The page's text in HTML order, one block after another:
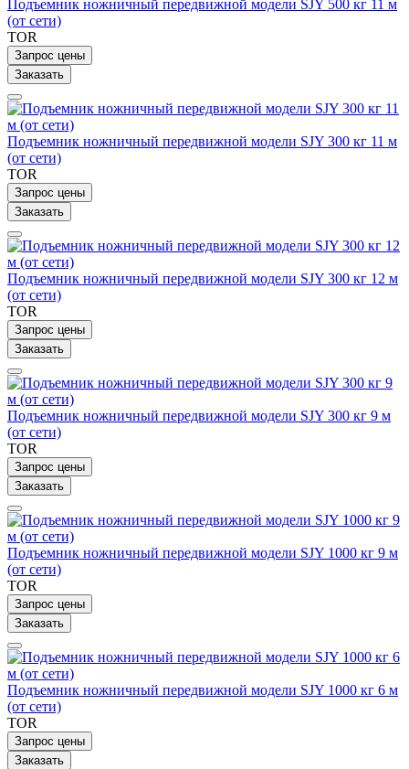
Подъемник ножничный передвижной модели SJY 500 кг 11 м
(от сети)
TOR
Запрос цены
Заказать
Подъемник ножничный передвижной модели SJY 300 кг 11 м
(от сети)
TOR
Запрос цены
Заказать
Подъемник ножничный передвижной модели SJY 300 кг 12 м
(от сети)
TOR
Запрос цены
Заказать
Подъемник ножничный передвижной модели SJY 300 кг 9 м
(от сети)
TOR
Запрос цены
Заказать
Подъемник ножничный передвижной модели SJY 1000 кг 9 м
(от сети)
TOR
Запрос цены
Заказать
Подъемник ножничный передвижной модели SJY 1000 кг 6 м
(от сети)
TOR
Запрос цены
Заказать